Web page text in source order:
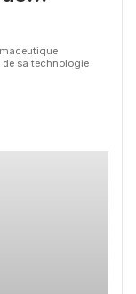
sa technologie